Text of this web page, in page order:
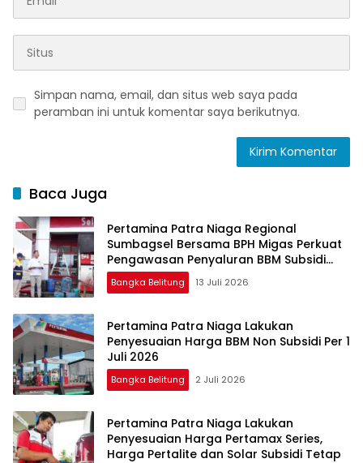
Simpan nama, email, dan situs web saya pada
peramban ini untuk komentar saya berikutnya.
Baca Juga
Pertamina Patra Niaga Regional
Sumbagsel Bersama BPH Migas Perkuat
Pengawasan Penyaluran BBM Subsidi
bagi Nelayan melalui Aplikasi XSTAR
Bangka Belitung 13 Juli 2026
Pertamina Patra Niaga Lakukan
Penyesuaian Harga BBM Non Subsidi Per 1
Juli 2026
Bangka Belitung 2 Juli 2026
Pertamina Patra Niaga Lakukan
Penyesuaian Harga Pertamax Series,
Harga Pertalite dan Solar Subsidi Tetap